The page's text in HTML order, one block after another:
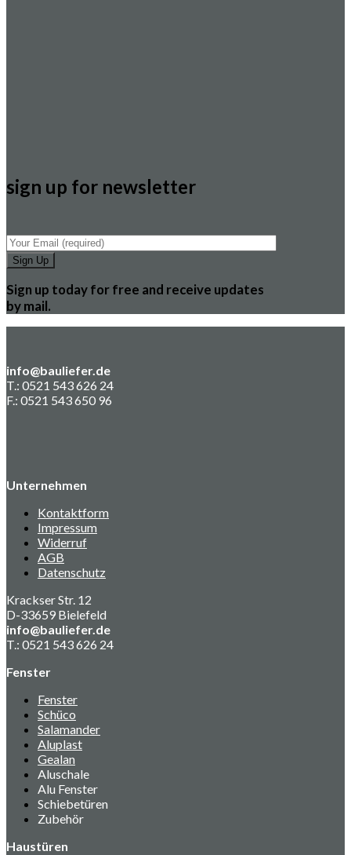
sign up for newsletter
Sign up today for free and receive updates
by mail.
info@bauliefer.de
T.: 0521 543 626 24
F.: 0521 543 650 96
Unternehmen
Kontaktform
Impressum
Widerruf
AGB
Datenschutz
Krackser Str. 12
D-33659 Bielefeld
info@bauliefer.de
T.: 0521 543 626 24
Fenster
Fenster
Schüco
Salamander
Aluplast
Gealan
Aluschale
Alu Fenster
Schiebetüren
Zubehör
Haustüren